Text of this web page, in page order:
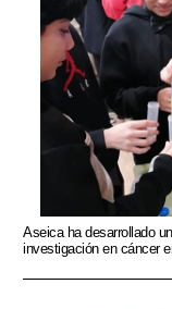
Aseica ha desarrollado
investigación en cáncer